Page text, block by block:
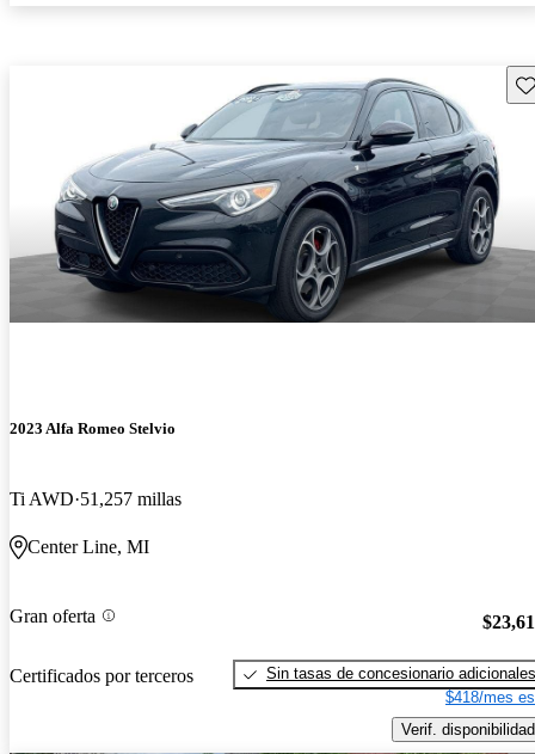
2023 Alfa Romeo Stelvio
Ti AWD 51,257 millas
Center Line, MI
Gran oferta
Certificados por terceros
Sin tasas de concesionario adicionales
$418/mes
Verif. disponibilidad